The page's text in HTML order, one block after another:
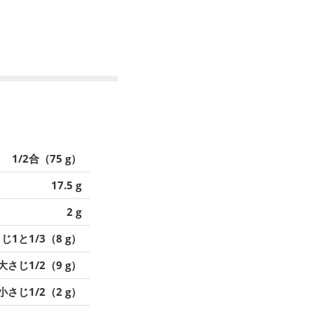
1/2合（75 g）
17.5 g
2 g
1と1/3（8 g）
さじ1/2（9 g）
さじ1/2（2 g）